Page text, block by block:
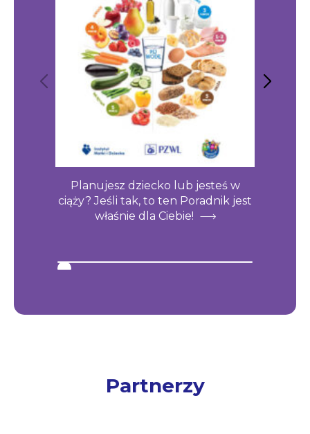
Planujesz dziecko lub jesteś w
ciąży? Jeśli tak, to ten Poradnik jest
właśnie dla Ciebie!
Partnerzy